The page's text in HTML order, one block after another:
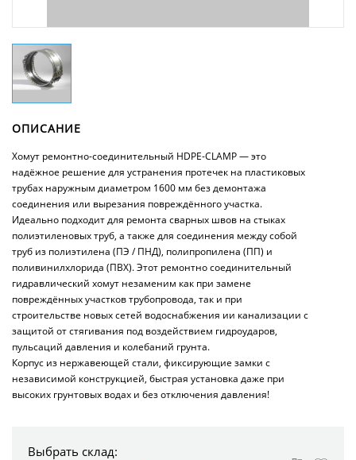
ОПИСАНИЕ
Хомут ремонтно-соединительный HDPE-CLAMP — это
надёжное решение для устранения протечек на пластиковых
трубах наружным диаметром 1600 мм без демонтажа
соединения или вырезания повреждённого участка.
Идеально подходит для ремонта сварных швов на стыках
полиэтиленовых труб, а также для соединения между собой
труб из полиэтилена (ПЭ / ПНД), полипропилена (ПП) и
поливинилхлорида (ПВХ). Этот ремонтно соединительный
гидравлический хомут незаменим как при замене
повреждённых участков трубопровода, так и при
строительстве новых сетей водоснабжения ии канализации с
защитой от стягивания под воздействием гидроударов,
пульсаций давления и колебаний грунта.
Корпус из нержавеющей стали, фиксирующие замки с
независимой конструкцией, быстрая установка даже при
высоких грунтовых водах и без отключения давления!
Выбрать склад: